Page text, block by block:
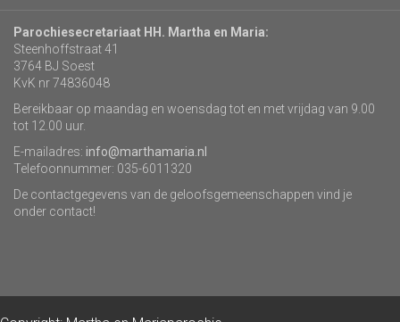
Parochiesecretariaat HH. Martha en Maria:
Steenhoffstraat 41
3764 BJ Soest
KvK nr 74836048
Bereikbaar op maandag en woensdag tot en met vrijdag van 9.00
tot 12.00 uur.
E-mailadres: info@marthamaria.nl
Telefoonnummer: 035-6011320
De contactgegevens van de geloofsgemeenschappen vind je
onder contact!